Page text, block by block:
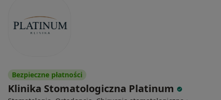
Bezpieczne płatności
Klinika Stomatologiczna Platinum